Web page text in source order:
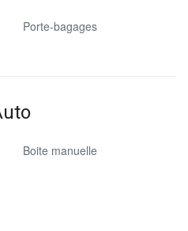
Porte-bagages
Boite manuelle